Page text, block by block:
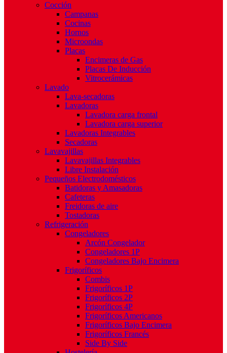
Cocción
Campanas
Cocinas
Hornos
Microondas
Placas
Encimeras de Gas
Placas De Inducción
Vitrocerámicas
Lavado
Lava-secadoras
Lavadoras
Lavadora carga frontal
Lavadora carga superior
Lavadoras Integrables
Secadoras
Lavavajillas
Lavavajillas Integrables
Libre Instalación
Pequeños Electrodomésticos
Batidoras y Amasadoras
Cafeteras
Freidoras de aire
Tostadoras
Refrigeración
Congeladores
Arcón Congelador
Congeladores 1P
Congeladores Bajo Encimera
Frigoríficos
Combis
Frigoríficos 1P
Frigoríficos 2P
Frigoríficos 4P
Frigoríficos Americanos
Frigoríficos Bajo Encimera
Frigoríficos Francés
Side By Side